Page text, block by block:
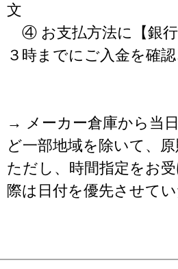
文
④ お支払方法に【銀行
３時までにご入金を確
→ メーカー倉庫から当
ど一部地域を除いて、
ただし、時間指定をお
際は日付を優先させてい